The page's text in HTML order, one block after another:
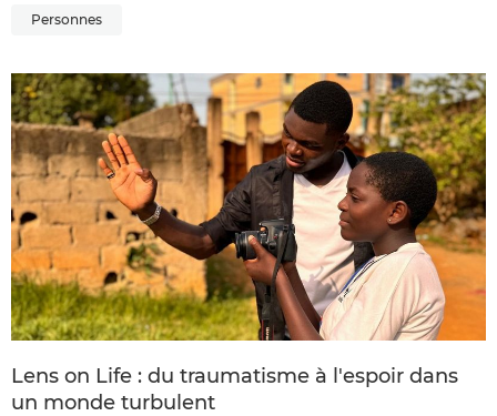
Personnes
Lens on Life : du traumatisme à l'espoir dans
un monde turbulent